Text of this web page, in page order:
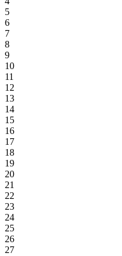
5
6
7
8
9
10
11
12
13
14
15
16
17
18
19
20
21
22
23
24
25
26
27